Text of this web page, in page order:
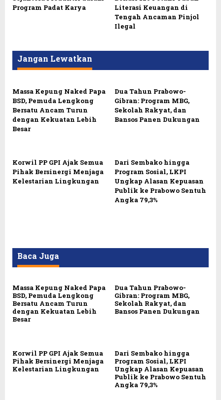
Program Padat Karya
Literasi Keuangan di
Tengah Ancaman Pinjol
Ilegal
Jangan Lewatkan
Massa Kepung Naked Papa
BSD, Pemuda Lengkong
Bersatu Ancam Turun
dengan Kekuatan Lebih
Besar
Dua Tahun Prabowo-
Gibran: Program MBG,
Sekolah Rakyat, dan
Bansos Panen Dukungan
Korwil PP GPI Ajak Semua
Pihak Bersinergi Menjaga
Kelestarian Lingkungan
Dari Sembako hingga
Program Sosial, LKPI
Ungkap Alasan Kepuasan
Publik ke Prabowo Sentuh
Angka 79,3%
Baca Juga
Massa Kepung Naked Papa
BSD, Pemuda Lengkong
Bersatu Ancam Turun
dengan Kekuatan Lebih
Besar
Dua Tahun Prabowo-
Gibran: Program MBG,
Sekolah Rakyat, dan
Bansos Panen Dukungan
Korwil PP GPI Ajak Semua
Pihak Bersinergi Menjaga
Kelestarian Lingkungan
Dari Sembako hingga
Program Sosial, LKPI
Ungkap Alasan Kepuasan
Publik ke Prabowo Sentuh
Angka 79,3%